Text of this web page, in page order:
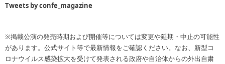
Tweets by confe_magazine
※掲載公演の発売時期および開催等については変更や延期・中止の可能性
があります。公式サイト等で最新情報をご確認ください。なお、新型コ
ロナウイルス感染拡大を受けて発表される政府や自治体からの外出自粛